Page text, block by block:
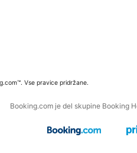
Vse pravice pridržane.
Booking.com je del skupine Booking